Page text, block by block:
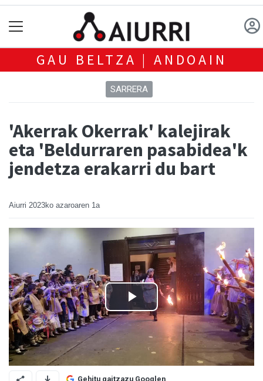
GAU BELTZA | ANDOAIN
SARRERA
'Akerrak Okerrak' kalejirak
eta 'Beldurraren pasabidea'k
jendetza erakarri du bart
Aiurri 2023ko azaroaren 1a
Gehitu gaitzazu Googlen